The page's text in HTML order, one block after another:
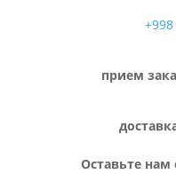
прием
Оставьте нам